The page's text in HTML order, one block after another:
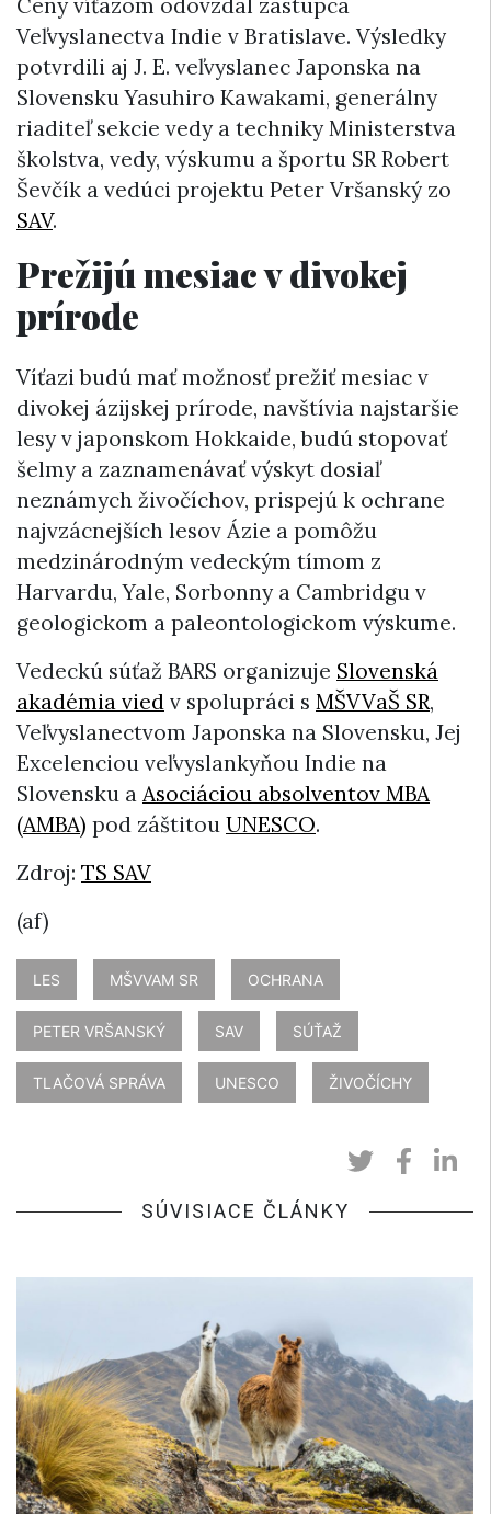
Ceny víťazom odovzdal zástupca
Veľvyslanectva Indie v Bratislave. Výsledky
potvrdili aj J. E. veľvyslanec Japonska na
Slovensku Yasuhiro Kawakami, generálny
riaditeľ sekcie vedy a techniky Ministerstva
školstva, vedy, výskumu a športu SR Robert
Ševčík a vedúci projektu Peter Vršanský zo
SAV.
Prežijú mesiac v divokej
prírode
Víťazi budú mať možnosť prežiť mesiac v
divokej ázijskej prírode, navštívia najstaršie
lesy v japonskom Hokkaide, budú stopovať
šelmy a zaznamenávať výskyt dosiaľ
neznámych živočíchov, prispejú k ochrane
najvzácnejších lesov Ázie a pomôžu
medzinárodným vedeckým tímom z
Harvardu, Yale, Sorbonny a Cambridgu v
geologickom a paleontologickom výskume.
Vedeckú súťaž BARS organizuje Slovenská
akadémia vied v spolupráci s MŠVVaŠ SR,
Veľvyslanectvom Japonska na Slovensku, Jej
Excelenciou veľvyslankyňou Indie na
Slovensku a Asociáciou absolventov MBA
(AMBA) pod záštitou UNESCO.
Zdroj: TS SAV
(af)
LES MŠVVAM SR OCHRANA
PETER VRŠANSKÝ SAV SÚŤAŽ
TLAČOVÁ SPRÁVA UNESCO ŽIVOČÍCHY
SÚVISIACE ČLÁNKY